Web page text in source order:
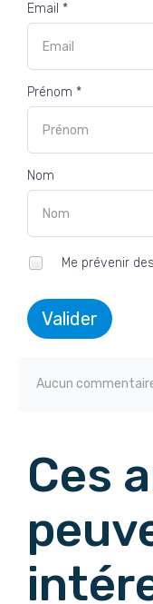
Email *
Prénom *
Nom
Me prévenir
Valider
Aucun
Ces